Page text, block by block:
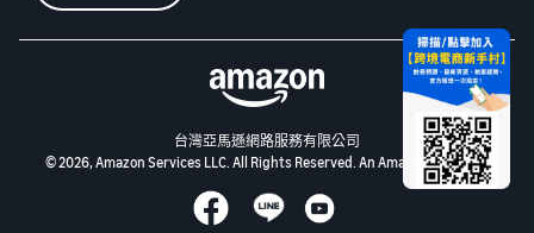
台灣亞馬遜網路服務有限公司
© 2026, Amazon Services LLC. All Rights Reserved. An Amazon Company